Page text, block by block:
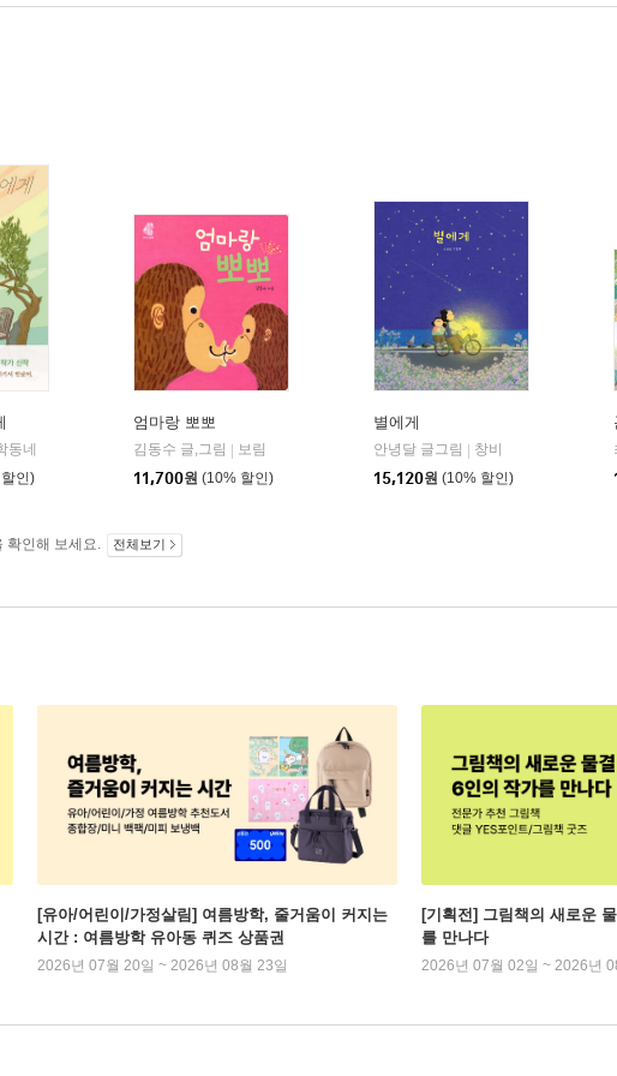
동네
인)
엄마랑 뽀뽀
김동수 글,그림
보림
11,700원 (10% 할인)
별에게
안녕달 글그림
창비
15,120원 (10% 할인)
확인해 보세요. 전체보기
[유아/어린이/가정살림] 여름방학, 줄거움이 커지는
시간 : 여름방학 유아동 퀴즈 상품권
2026년 07월 20일 ~ 2026년 08월 23일
[기획전] 그림책의 새로운
를 만나다
2026년 07월 02일 ~ 2026년